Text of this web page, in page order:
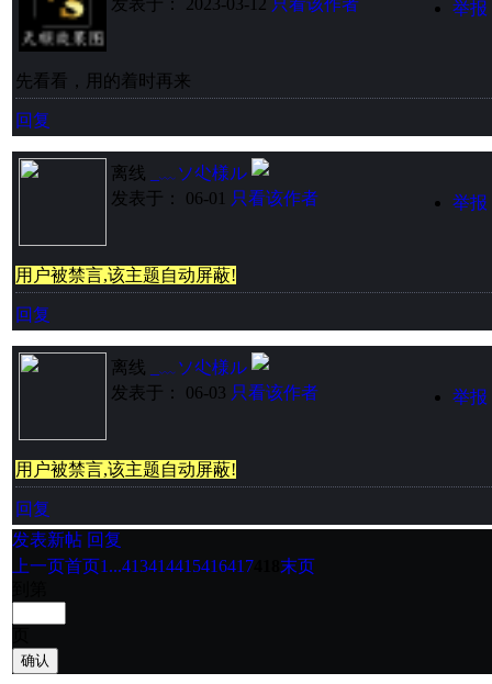
发表于： 2023-03-12 只看该作者 举报
先看看，用的着时再来
回复
离线
_﹏ソ尐様ル
发表于： 06-01 只看该作者 举报
用户被禁言,该主题自动屏蔽!
回复
离线
_﹏ソ尐様ル
发表于： 06-03 只看该作者 举报
用户被禁言,该主题自动屏蔽!
回复
发表新帖 回复
上一页首页1...413414415416417
末页
确认